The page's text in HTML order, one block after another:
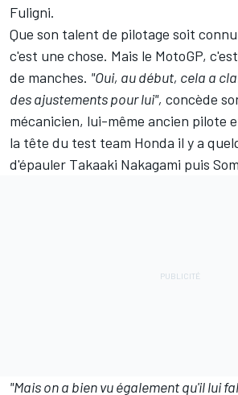
Fuligni.
Que son talent de pilotage soit
c'est une chose. Mais le MotoGP,
de manches. "Oui, au début, cela a
des ajustements pour lui", concède
mécanicien, lui-même ancien pilote
la tête du test team Honda il y a
d'épauler Takaaki Nakagami puis
"Mais on a bien vu également qu'il lui